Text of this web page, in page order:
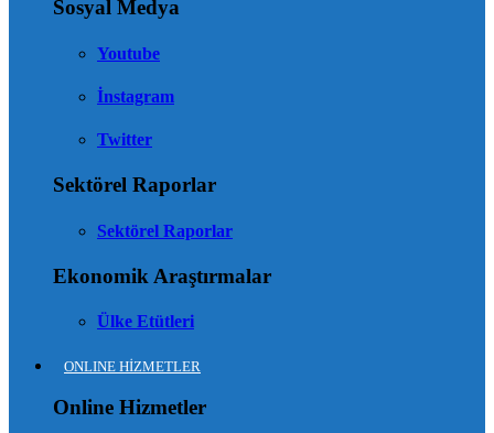
Sosyal Medya
Youtube
İnstagram
Twitter
Sektörel Raporlar
Sektörel Raporlar
Ekonomik Araştırmalar
Ülke Etütleri
ONLINE HİZMETLER
Online Hizmetler